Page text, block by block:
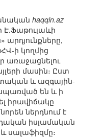
haqqin.az
ի կողմից
առաջացնելու
մասին։ Ըստ
և ազգային-
են և ի
իրավիճակը
ներդնում է
իսլամական
և սալաֆիզմը։